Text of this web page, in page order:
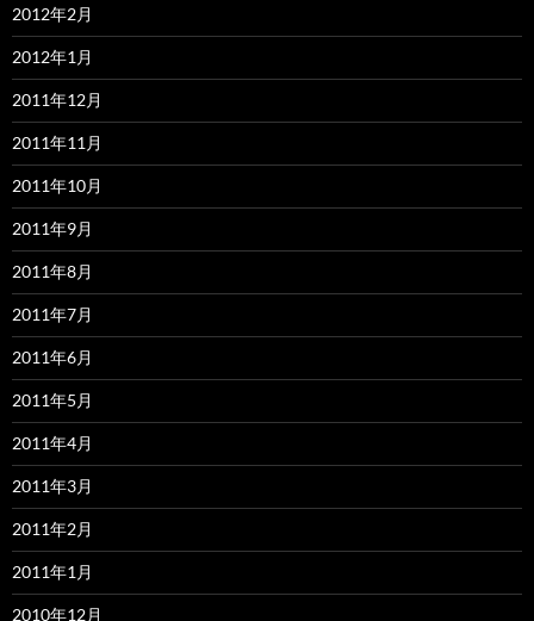
2012年2月
2012年1月
2011年12月
2011年11月
2011年10月
2011年9月
2011年8月
2011年7月
2011年6月
2011年5月
2011年4月
2011年3月
2011年2月
2011年1月
2010年12月